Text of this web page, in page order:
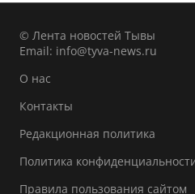
© Лента новостей Тывы
Email: info@tyva-news.ru
О нас
Контакты
Редакционная политика
Политика
Правила пользования сайтом